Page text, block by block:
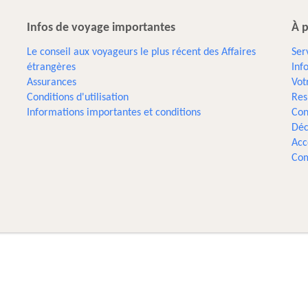
Infos de voyage importantes
Le conseil aux voyageurs le plus récent des Affaires
étrangères
Assurances
Conditions d'utilisation
Informations importantes et conditions
À